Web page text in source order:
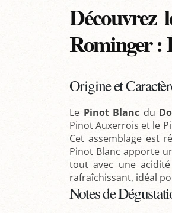
Découvrez
Rominger :
Origine et
Le Pinot Blanc du
Pinot Auxerrois et le
Cet assemblage est
Pinot Blanc apporte
tout avec une
rafraîchissant, idéal
Notes de